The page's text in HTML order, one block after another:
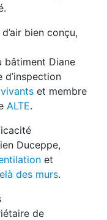
bien conçu,
bâtiment Diane
et membre
ALTE.
Duceppe,
et
des murs.
de